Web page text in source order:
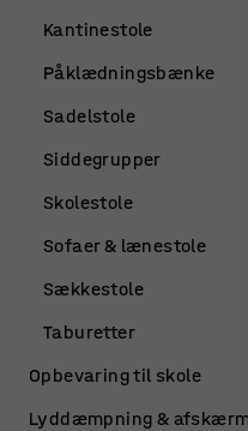
Kantinestole
Påklædningsbænke
Sadelstole
Siddegrupper
Skolestole
Sofaer & lænestole
Sækkestole
Taburetter
Opbevaring til skole
Lyddæmpning &